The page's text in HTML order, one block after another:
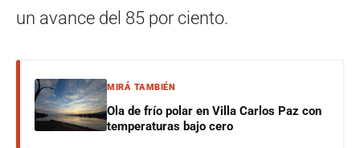
un avance del 85 por ciento.
MIRÁ TAMBIÉN
Ola de frío polar en Villa Carlos Paz con
temperaturas bajo cero